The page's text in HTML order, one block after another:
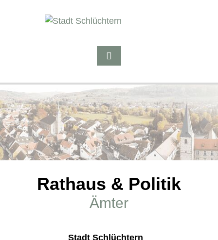
Rathaus & Politik
Ämter
Stadt Schlüchtern